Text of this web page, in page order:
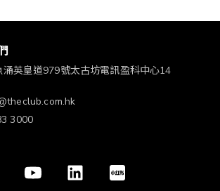
涌英皇道979號太古坊電訊盈科中心14
3000